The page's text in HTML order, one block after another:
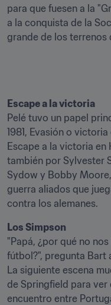
para que fuesen a la
a la conquista de la
grande de los terrenos
Escape a la victoria
Pelé tuvo un papel
1981, Evasión o
Escape a la victoria
también por Sylvester
Sydow y Bobby
guerra aliados que
contra los alemanes.
Los Simpson
"Papá, ¿por qué no
fútbol?", pregunta Bart
La siguiente escena
de Springfield para ver
encuentro entre